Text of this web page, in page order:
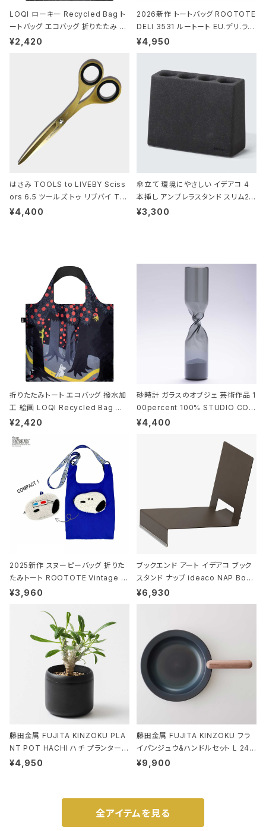
LOQI ローキー Recycled Bag ト
ートバッグ エコバッグ 折りたたみ 大
きめ 撥水加工 収納ポーチ CROCO
¥2,420
2026新作 トートバッグ ROOTOTE
DELI 3531 ルートート EU.デリ.ラミ
ネート-W サックス・ホワイト
¥4,950
はさみ TOOLS to LIVEBY Sciss
ors 6.5 ツールズ トゥ リブバイ TL
010 シザーズ 6.5 ゴールド
¥4,400
傘立て 環境にやさしい イデアコ 4
本挿し アンブレラスタンド スリム2 i
deaco Umbrella Stand slim2 s
¥3,300
折りたたみトート エコバッグ 撥水加
工 絵画 LOQI Recycled Bag ロ
ーキー 大きめ トートバッグ MOOMI
¥2,420
砂時計 ガラスのオブジェ 芸術作品 1
00percent 100% STUDIO COH
AKU Timeless 100パーセント ス
¥4,400
2025新作 スヌーピーバッグ 折りた
たみトート ROOTOTE Vintage P
EANUTS ROO-shopper mid 84
ド.ピーナッツ-0P 3Dグラス
¥3,960
ブックエンド アート イデアコ ブック
スタンド ナップ ideaco NAP Book
stand ブラウン
¥6,930
藤田金属 FUJITA KINZOKU PLA
NT POT HACHI ハチ プランターポ
ット 3号 ブラック
¥4,950
藤田金属 FUJITA KINZOKU フラ
イパンジュウ&ハンドルセット L 24c
m ガス火・IH対応 鉄フライパン ウォ
¥9,900
全アイテムを見る